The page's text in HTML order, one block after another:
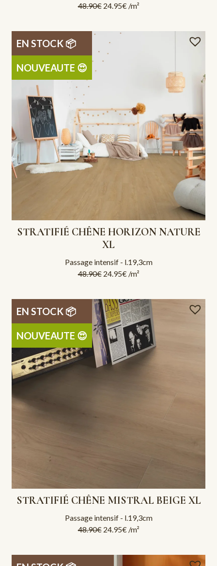
48.90€ 24.95€ /m²
EN STOCK 📦
NOUVEAUTE 😍
STRATIFIÉ CHÊNE HORIZON NATURE
XL
Passage intensif - l.19,3cm
48.90€ 24.95€/m²
EN STOCK 📦
NOUVEAUTE 😍
STRATIFIÉ CHÊNE MISTRAL BEIGE XL
Passage intensif - l.19,3cm
48.90€ 24.95€/m²